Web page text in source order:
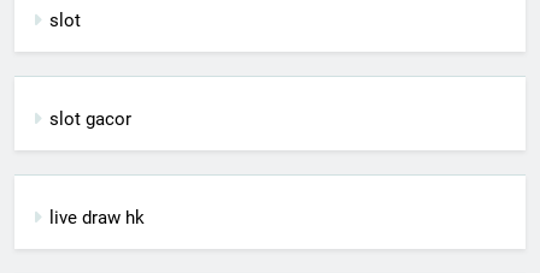
slot
slot gacor
live draw hk